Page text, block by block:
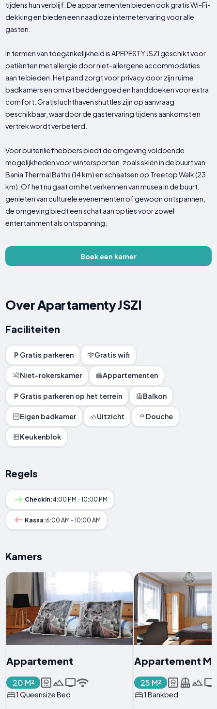
tijdens hun verblijf. De appartementen bieden ook gratis Wi-Fi-
dekking en bieden een naadloze internetervaring voor alle
gasten.
In termen van toegankelijkheid is APEPESTY JSZI geschikt voor
patiënten met allergie door niet-allergene accommodaties
aan te bieden. Het pand zorgt voor privacy door zijn ruime
badkamers en omvat beddengoed en handdoeken voor extra
comfort. Gratis luchthaven shuttles zijn op aanvraag
beschikbaar, waardoor de gastervaring tijdens aankomst en
vertrek wordt verbeterd.
Voor buitenliefhebbers biedt de omgeving voldoende
mogelijkheden voor wintersporten, zoals skiën in de buurt van
Bania Thermal Baths (14 km) en schaatsen op Treetop Walk (23
km). Of het nu gaat om het verkennen van musea in de buurt,
genieten van culturele evenementen of gewoon ontspannen,
de omgeving biedt een schat aan opties voor zowel
entertainment als ontspanning.
Boek een kamer
Over Apartamenty JSZI
Faciliteiten
Gratis parkeren Gratis wifi
Niet-rokerskamer Appartementen
Gratis parkeren op het terrein Balkon
Eigen badkamer Uitzicht Douche
Keukenblok
Regels
Checkin:4:00 PM - 10:00 PM
Kassa:6:00 AM - 10:00 AM
Kamers
Appartement
20 M²
1 Queensize Bed
Appartement
25 M²
1 Bankbed